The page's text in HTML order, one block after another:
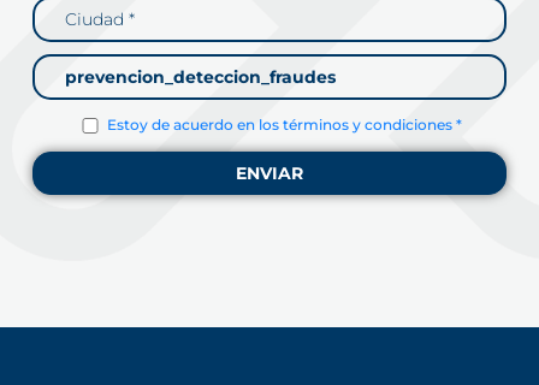
Estoy de acuerdo en los términos y condiciones *